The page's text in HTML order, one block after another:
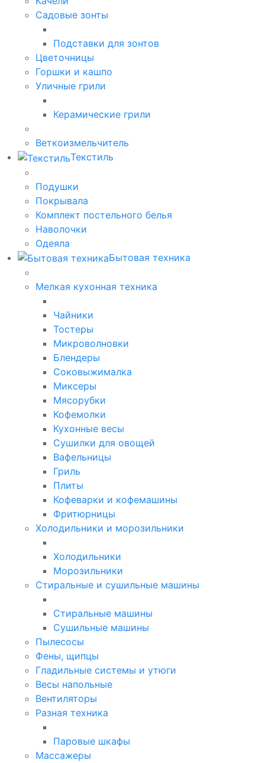
Садовые зонты
Подставки для зонтов
Цветочницы
Горшки и кашпо
Уличные грили
Керамические грили
Веткоизмельчитель
Текстиль
Подушки
Покрывала
Комплект постельного белья
Наволочки
Одеяла
Бытовая техника
Мелкая кухонная техника
Чайники
Тостеры
Микроволновки
Блендеры
Соковыжималка
Миксеры
Мясорубки
Кофемолки
Кухонные весы
Сушилки для овощей
Вафельницы
Гриль
Плиты
Кофеварки и кофемашины
Фритюрницы
Холодильники и морозильники
Холодильники
Морозильники
Стиральные и сушильные машины
Стиральные машины
Сушильные машины
Пылесосы
Фены, щипцы
Гладильные системы и утюги
Весы напольные
Вентиляторы
Разная техника
Паровые шкафы
Массажеры